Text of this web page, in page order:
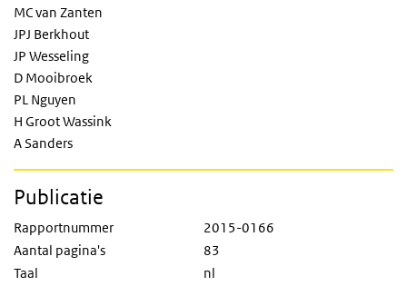
MC van Zanten
JPJ Berkhout
JP Wesseling
D Mooibroek
PL Nguyen
H Groot Wassink
A Sanders
Publicatie
Rapportnummer
2015-0166
Aantal pagina's
83
Taal
nl